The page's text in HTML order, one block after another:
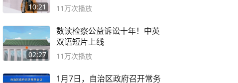
10:21 11万次播放
02:27
数读检察公益诉讼十年！中英
双语短片上线
11万次播放
1月7日，自治区政府召开常务